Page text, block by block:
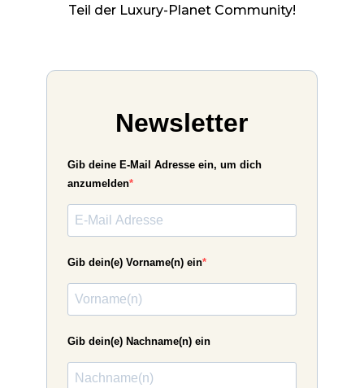
Teil der Luxury-Planet Community!
Newsletter
Gib deine E-Mail Adresse ein, um dich
anzumelden
Gib dein(e) Vorname(n) ein
Gib dein(e) Nachname(n) ein